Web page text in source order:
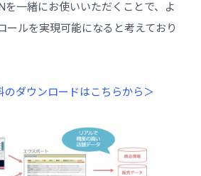
を一緒にお使いいただくことで、よ
ールを実現可能になると考えており
のダウンロードはこちらから＞